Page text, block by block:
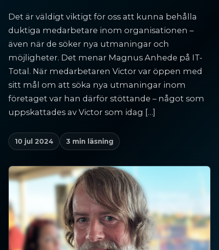
Det är väldigt viktigt för oss att kunna behålla
duktiga medarbetare inom organisationen –
även när de söker nya utmaningar och
möjligheter. Det menar Magnus Anhede på IT-
Total. När medarbetaren Victor var öppen med
sitt mål om att söka nya utmaningar inom
företaget var han därför stöttande – något som
uppskattades av Victor som idag […]
10 jul 2024 3 min läsning